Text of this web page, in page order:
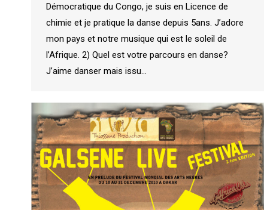
Démocratique du Congo, je suis en Licence de
chimie et je pratique la danse depuis 5ans. J’adore
mon pays et notre musique qui est le soleil de
l’Afrique. 2) Quel est votre parcours en danse?
J’aime danser mais issu…